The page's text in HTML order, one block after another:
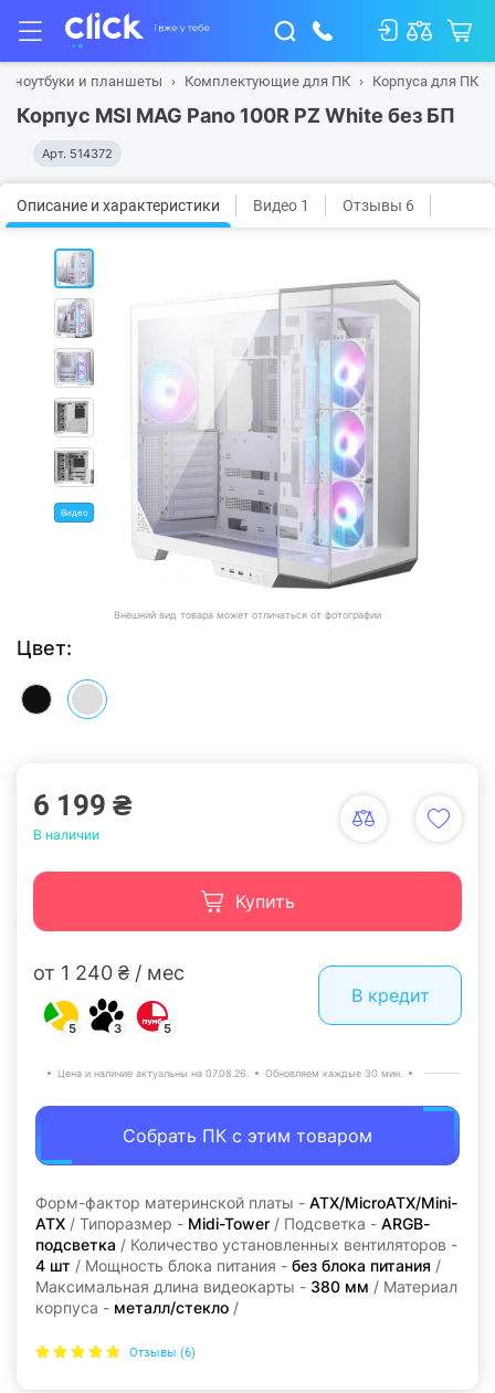
ноутбуки и планшеты Комплектующие для ПК Корпуса для ПК
Корпус MSI MAG Pano 100R PZ White без БП
Арт. 514372
Описание и характеристики Видео 1 Отзывы 6
Видео
Внешний вид товара может отличаться от фотографии
Цвет:
6 199 ₴
В наличии
Купить
от 1 240 ₴ / мес
5 3 5
В кредит
Цена и наличие актуальны на 07.08.26. Обновляем каждые 30 мин.
Собрать ПК с этим товаром
Форм-фактор материнской платы - ATX/MicroATX/Mini-
ATX / Типоразмер - Midi-Tower / Подсветка - ARGB-
подсветка / Количество установленных вентиляторов -
4 шт / Мощность блока питания - без блока питания /
Максимальная длина видеокарты - 380 мм / Материал
корпуса - металл/стекло /
Отзывы (6)